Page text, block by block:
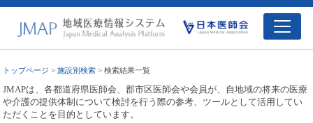
トップページ >施設別検索 > 検索結果一覧
JMAPは、各都道府県医師会、郡市区医師会や会員が、自地域の将来の医療
や介護の提供体制について検討を行う際の参考、ツールとして活用してい
ただくことを目的としています。